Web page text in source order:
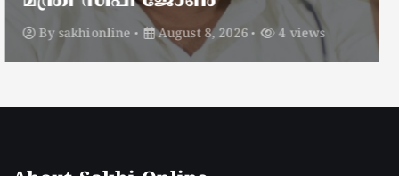
Bysakhionline August 8, 2026 6 views